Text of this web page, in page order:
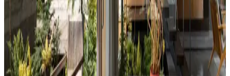
Ev Dekorasyonunda Denge ve Fonksiyonellik: Renk
Uyumu, Mobilya Yerleşimi ve Estetik İncelemesi
Reddit tartışması üzerinden ev dekorasyonunda renk uyumu,
mobilya yerleşimi ve aksesuar dengesi gibi unsurların yaşam
alanlarının estetik ve fonksiyonelliğini nasıl etkilediği inceleniyor.